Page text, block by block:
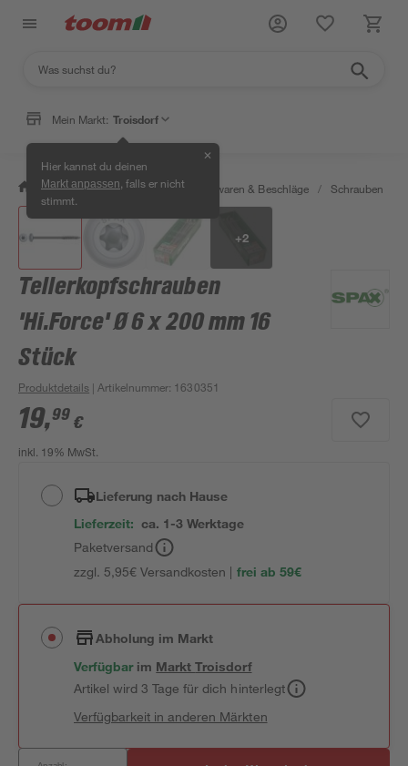
Mein Markt: Troisdorf
Hier kannst du deinen
Markt anpassen , falls er nicht
stimmt.
✕
/ Werkstatt & Maschinen / Eisenwaren & Beschläge / Schrauben
+2
Tellerkopfschrauben
'Hi.Force' Ø 6 x 200 mm 16
Stück
Produktdetails | Artikelnummer: 1630351
19,99 €
inkl. 19% MwSt.
Lieferung nach Hause
Lieferzeit: ca. 1-3 Werktage
Paketversand
zzgl. 5,95€ Versandkosten | frei ab 59€
Abholung im Markt
Verfügbar im MarktTroisdorf
Artikel wird 3 Tage für dich hinterlegt
Verfügbarkeit in anderen Märkten